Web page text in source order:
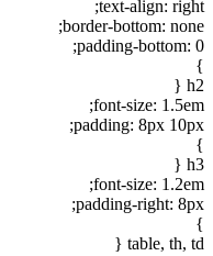
text-align: right;
border-bottom: none;
padding-bottom: 0;
}
h2 {
font-size: 1.5em;
padding: 8px 10px;
}
h3 {
font-size: 1.2em;
padding-right: 8px;
}
table, th, td {